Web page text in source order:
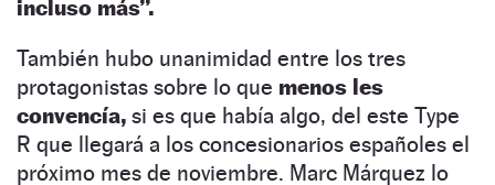
incluso más”.
También hubo unanimidad entre los tres
protagonistas sobre lo que menos les
convencía, si es que había algo, del este Type
R que llegará a los concesionarios españoles el
próximo mes de noviembre. Marc Márquez lo